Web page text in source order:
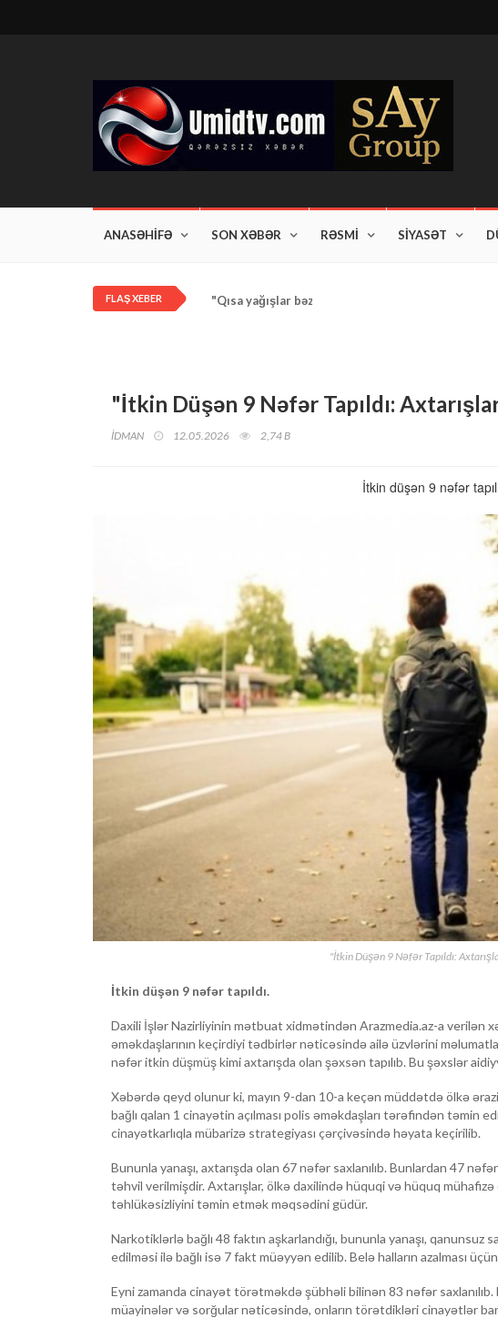
ANASƏHİFƏ SON XƏBƏR RƏSMİ SİYASƏT
FLAŞ XEBER "Qısa yağışlar bəzi rayonlarda davam edir"
"İtkin Düşən 9 Nəfər Tapıldı:
İDMAN 12.05.2026 2,74 B
İtkin düşən 9 nəfər
"İtkin Düşən 9 Nəfər Tapıldı:
İtkin düşən 9 nəfər tapıldı.
Daxili İşlər Nazirliyinin mətbuat xidmətindən Arazmedia.az-a verilən
əməkdaşlarının keçirdiyi tədbirlər nəticəsində ailə üzvlərini
nəfər itkin düşmüş kimi axtarışda olan şəxsən tapılıb. Bu şəxslər
Xəbərdə qeyd olunur ki, mayın 9-dan 10-a keçən müddətdə ölkə
bağlı qalan 1 cinayətin açılması polis əməkdaşları tərəfindən təmin
cinayətkarlıqla mübarizə strategiyası çərçivəsində həyata keçirilib.
Bununla yanaşı, axtarışda olan 67 nəfər saxlanılıb. Bunlardan 47
təhvil verilmişdir. Axtarışlar, ölkə daxilində hüquqi və hüquq
təhlükəsizliyini təmin etmək məqsədini güdür.
Narkotiklərlə bağlı 48 faktın aşkarlandığı, bununla yanaşı, qanunsuz
edilməsi ilə bağlı isə 7 fakt müəyyən edilib. Belə halların azalması
Eyni zamanda cinayət törətməkdə şübhəli bilinən 83 nəfər
müayinələr və sorğular nəticəsində, onların törətdikləri cinayətlər